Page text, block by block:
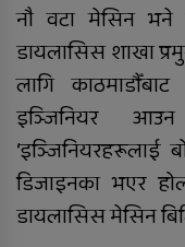
नौ वटा मेसिन भने
डायलासिस शाखा
लागि
इञ्जिनियर
‘इञ्जिनियरहरूलाई
डिजाइनका भएर
डायलासिस मेसिन